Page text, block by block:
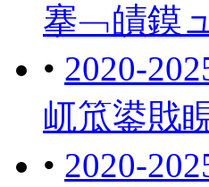
搴﹁皟鏌
• 2020-
屼笟鍙戝
• 2020-